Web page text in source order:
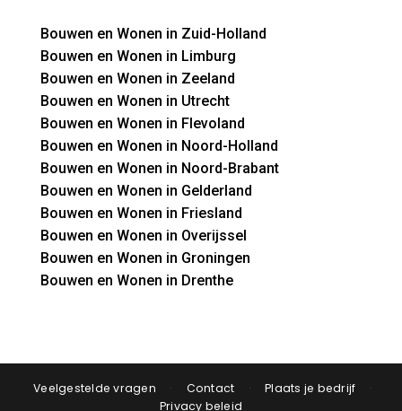
Bouwen en Wonen in Zuid-Holland
Bouwen en Wonen in Limburg
Bouwen en Wonen in Zeeland
Bouwen en Wonen in Utrecht
Bouwen en Wonen in Flevoland
Bouwen en Wonen in Noord-Holland
Bouwen en Wonen in Noord-Brabant
Bouwen en Wonen in Gelderland
Bouwen en Wonen in Friesland
Bouwen en Wonen in Overijssel
Bouwen en Wonen in Groningen
Bouwen en Wonen in Drenthe
Veelgestelde vragen · Contact · Plaats je bedrijf
·
Privacy beleid